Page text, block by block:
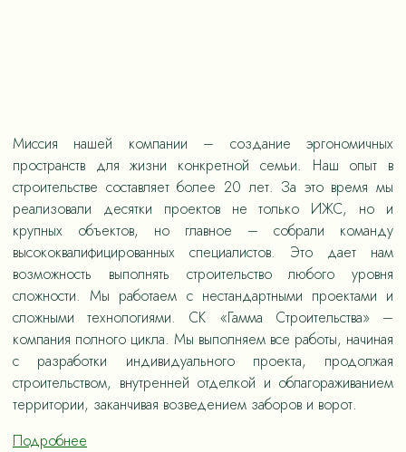
Миссия нашей компании – создание эргономичных
пространств для жизни конкретной семьи. Наш опыт в
строительстве составляет более 20 лет. За это время мы
реализовали десятки проектов не только ИЖС, но и
крупных объектов, но главное – собрали команду
высококвалифицированных специалистов. Это дает нам
возможность выполнять строительство любого уровня
сложности. Мы работаем с нестандартными проектами и
сложными технологиями. СК «Гамма Строительства» –
компания полного цикла. Мы выполняем все работы, начиная
с разработки индивидуального проекта, продолжая
строительством, внутренней отделкой и облагораживанием
территории, заканчивая возведением заборов и ворот.
Подробнее